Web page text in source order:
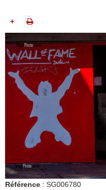
+
Référence : SG006780